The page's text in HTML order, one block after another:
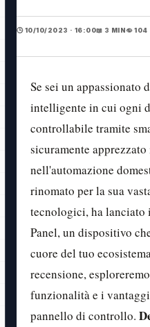
🕒 10/10/2023 · 16:00📖 3 MIN👁️ 104
Se sei un appassionato
intelligente in cui ogni
controllabile tramite
sicuramente
nell'automazione
rinomato per la sua
tecnologici, ha lanciato
Panel, un dispositivo
cuore del tuo
recensione,
funzionalità e i
pannello di controllo.